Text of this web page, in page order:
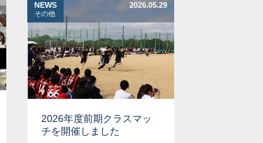
NEWS
その他
2026.05.29
2026年度前期クラスマッ
チを開催しました